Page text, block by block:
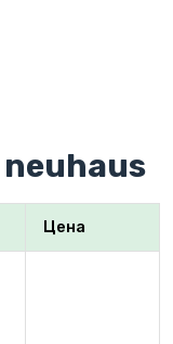
Цена